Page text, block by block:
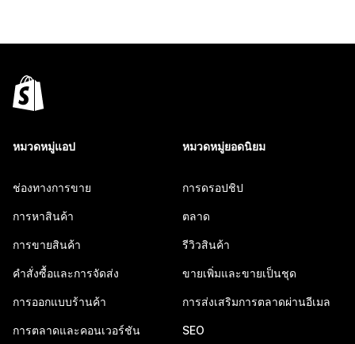
หมวดหมู่แอป
ช่องทางการขาย
การหาสินค้า
การขายสินค้า
คำสั่งซื้อและการจัดส่ง
การออกแบบร้านค้า
การตลาดและคอนเวอร์ชัน
หมวดหมู่ยอดนิยม
การดรอปชิป
ตลาด
รีวิวสินค้า
ขายเพิ่มและขายเป็นชุด
การส่งเสริมการตลาดผ่านอีเมล
SEO